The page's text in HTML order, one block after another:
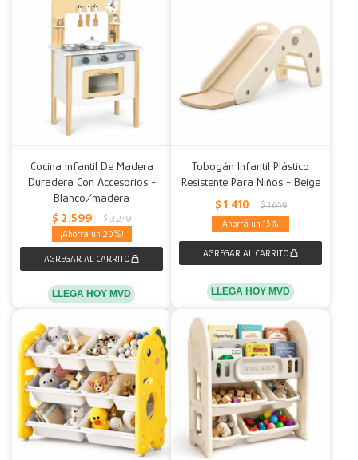
Cocina Infantil De Madera
Duradera Con Accesorios -
Blanco/madera
$ 2.599 $ 3.249
20
LLEGA HOY MVD
Tobogán Infantil Plástico
Resistente Para Niños - Beige
$ 1.410 $ 1.659
15
LLEGA HOY MVD